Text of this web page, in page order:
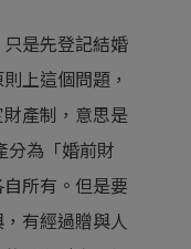
只是先登記結婚
上這個問題，
產制，意思是
分為「婚前財
所有。但是要
有經過贈與人